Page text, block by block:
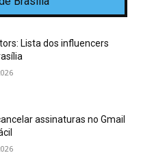
Lista dos influencers
assinaturas no Gmail